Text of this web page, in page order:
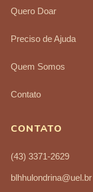
Quero Doar
Preciso de Ajuda
Quem Somos
Contato
CONTATO
(43) 3371-2629
blhhulondrina@uel.br